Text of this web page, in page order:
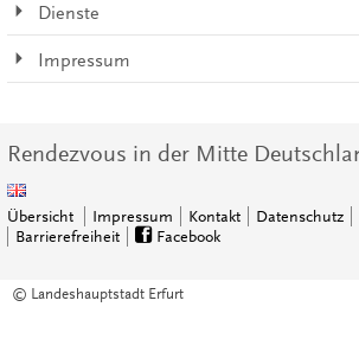
Dienste
Impressum
Rendezvous in der Mitte
Übersicht Impressum Kontakt Datenschutz
Barrierefreiheit
Facebook
© Landeshauptstadt Erfurt